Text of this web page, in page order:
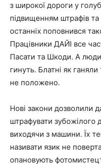
з широкої дороги у
підвищенням штрафів та
останніх поповнився
Працівники ДАЙІ все
Пасати та Шкоди. А люди
гинуть. Блатні як
не положено.
Нові закони дозволили
штрафувати зубожілого
виходячи з машини. Їх
називати язик не
опановують